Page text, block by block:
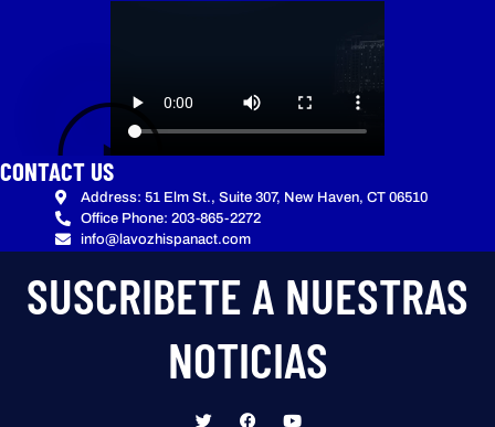
CONTACT US
Address: 51 Elm St., Suite 307, New Haven, CT 06510
Office Phone: 203-865-2272
info@lavozhispanact.com
SUSCRIBETE A NUESTRAS
NOTICIAS